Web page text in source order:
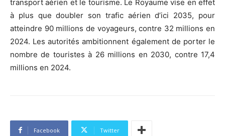
transport aérien et le tourisme. Le Royaume vise en effet
à plus que doubler son trafic aérien d’ici 2035, pour
atteindre 90 millions de voyageurs, contre 32 millions en
2024. Les autorités ambitionnent également de porter le
nombre de touristes à 26 millions en 2030, contre 17,4
millions en 2024.
Facebook Twitter